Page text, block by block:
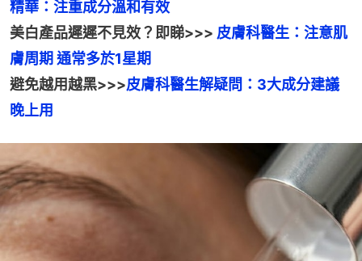
美白產品遲遲不見效？即睇>>> 皮膚科醫生：注意肌
避免越用越黑>>>皮膚科醫生解疑問：3大成分建議
晚上用